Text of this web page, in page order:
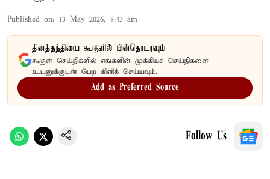
Published on: 13 May 2026, 8:43 am
தினத்தந்தியை கூகுளில் பின்தொடரவும்
கூகுள் செய்திகளில் எங்களின் முக்கியச் செய்திகளை
உடனுக்குடன் பெற கிளிக் செய்யவும்.
Add as Preferred Source
Follow Us